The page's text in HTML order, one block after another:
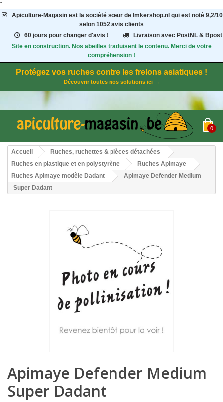
"
Apiculture-Magasinest la société sœur de Imkershop.nl qui est noté 9,2/10
selon 1052 avis clients
60 jours pour changer d'avis !
Livraison avec PostNL & Bpost
Site en construction. Nos abeilles traduisent le contenu. Merci de votre
compréhension !
Protégez vos ruches contre les frelons asiatiques !
Découvrir toutes nos solutions ici →
0
Accueil
Ruches, ruchettes & pièces détachées
Ruches en plastique et en polystyrène
Ruches Apimaye
Ruches Apimaye modèle Dadant
Apimaye Defender Medium
Super Dadant
Apimaye Defender Medium
Super Dadant